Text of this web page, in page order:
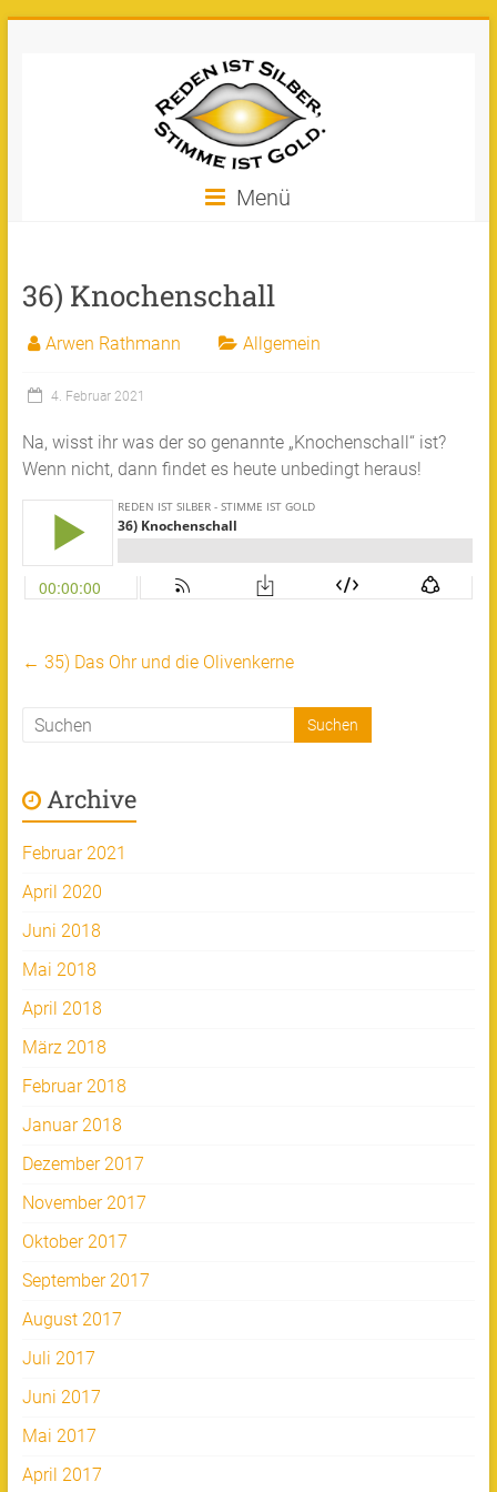
zu
Gold!
Menü
36) Knochenschall
Arwen Rathmann Allgemein
4. Februar 2021
Na, wisst ihr was der so genannte „Knochenschall“ ist?
Wenn nicht, dann findet es heute unbedingt heraus!
← 35) Das Ohr und die Olivenkerne
Archive
Februar 2021
April 2020
Juni 2018
Mai 2018
April 2018
März 2018
Februar 2018
Januar 2018
Dezember 2017
November 2017
Oktober 2017
September 2017
August 2017
Juli 2017
Juni 2017
Mai 2017
April 2017